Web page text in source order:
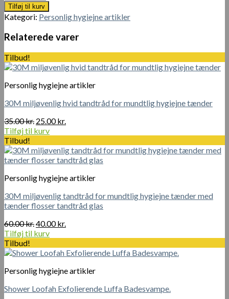
Tilføj til kurv
Kategori: Personlig hygiejne artikler
Relaterede varer
Tilbud!
Personlig hygiejne artikler
30M miljøvenlig hvid tandtråd for mundtlig hygiejne tænder
35.00kr. Den
oprindelige
var:
35.00 kr..
25.00kr.
er:
25.00 kr..
Tilføj til kurv
Tilbud!
Personlig hygiejne artikler
30M miljøvenlig tandtråd for mundtlig hygiejne tænder med
tænder flosser tandtråd glas
60.00kr.Den
oprindelige
var:
40.00kr.
er:
Tilføj til kurv
Tilbud!
Personlig hygiejne artikler
Shower Loofah Exfolierende Luffa Badesvampe.